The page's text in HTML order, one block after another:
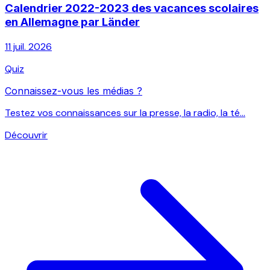
Calendrier 2022-2023 des vacances scolaires
en Allemagne par Länder
11 juil. 2026
Quiz
Connaissez-vous les médias ?
Testez vos connaissances sur la presse, la radio, la té...
Découvrir